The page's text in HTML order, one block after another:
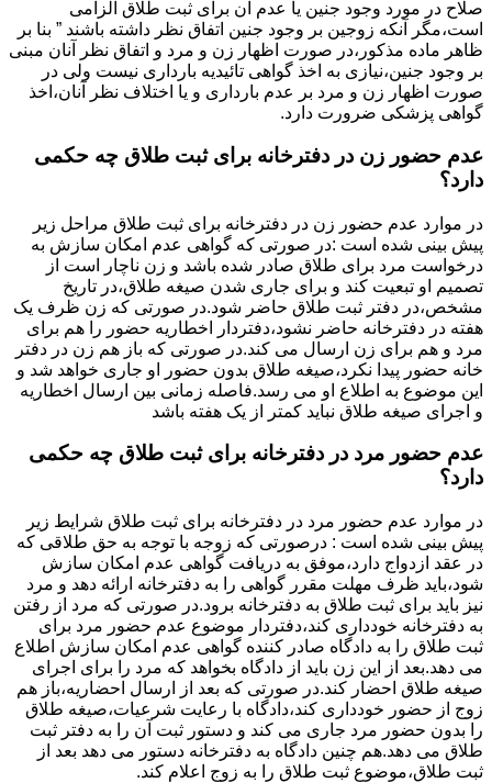
صلاح در مورد وجود جنین یا عدم آن برای ثبت طلاق الزامی
است،مگر آنکه زوجین بر وجود جنین اتفاق نظر داشته باشند ” بنا بر
ظاهر ماده مذکور،در صورت اظهار زن و مرد و اتفاق نظر آنان مبنی
بر وجود جنین،نیازی به اخذ گواهی تائیدیه بارداری نیست ولی در
صورت اظهار زن و مرد بر عدم بارداری و یا اختلاف نظر آنان،اخذ
گواهی پزشکی ضرورت دارد.
عدم حضور زن در دفترخانه برای ثبت طلاق چه حکمی
دارد؟
در موارد عدم حضور زن در دفترخانه برای ثبت طلاق مراحل زیر
پیش بینی شده است :در صورتی که گواهی عدم امکان سازش به
درخواست مرد برای طلاق صادر شده باشد و زن ناچار است از
تصمیم او تبعیت کند و برای جاری شدن صیغه طلاق،در تاریخ
مشخص،در دفتر ثبت طلاق حاضر شود.در صورتی که زن ظرف یک
هفته در دفترخانه حاضر نشود،دفتردار اخطاریه حضور را هم برای
مرد و هم برای زن ارسال می کند.در صورتی که باز هم زن در دفتر
خانه حضور پیدا نکرد،صیغه طلاق بدون حضور او جاری خواهد شد و
این موضوع به اطلاع او می رسد.فاصله زمانی بین ارسال اخطاریه
و اجرای صیغه طلاق نباید کمتر از یک هفته باشد
عدم حضور مرد در دفترخانه برای ثبت طلاق چه حکمی
دارد؟
در موارد عدم حضور مرد در دفترخانه برای ثبت طلاق شرایط زیر
پیش بینی شده است : درصورتی که زوجه با توجه به حق طلاقی که
در عقد ازدواج دارد،موفق به دریافت گواهی عدم امکان سازش
شود،باید ظرف مهلت مقرر گواهی را به دفترخانه ارائه دهد و مرد
نیز باید برای ثبت طلاق به دفترخانه برود.در صورتی که مرد از رفتن
به دفترخانه خودداری کند،دفتردار موضوع عدم حضور مرد برای
ثبت طلاق را به دادگاه صادر کننده گواهی عدم امکان سازش اطلاع
می دهد.بعد از این زن باید از دادگاه بخواهد که مرد را برای اجرای
صیغه طلاق احضار کند.در صورتی که بعد از ارسال احضاریه،باز هم
زوج از حضور خودداری کند،دادگاه با رعایت شرعیات،صیغه طلاق
را بدون حضور مرد جاری می کند و دستور ثبت آن را به دفتر ثبت
طلاق می دهد.هم چنین دادگاه به دفترخانه دستور می دهد بعد از
ثبت طلاق،موضوع ثبت طلاق را به زوج اعلام کند.